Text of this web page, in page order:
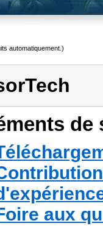
automatiquement.)
aux